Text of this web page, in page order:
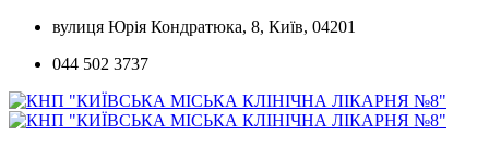
Skip
content
вулиця Юрія Кондратюка, 8, Київ, 04201
044 502 3737